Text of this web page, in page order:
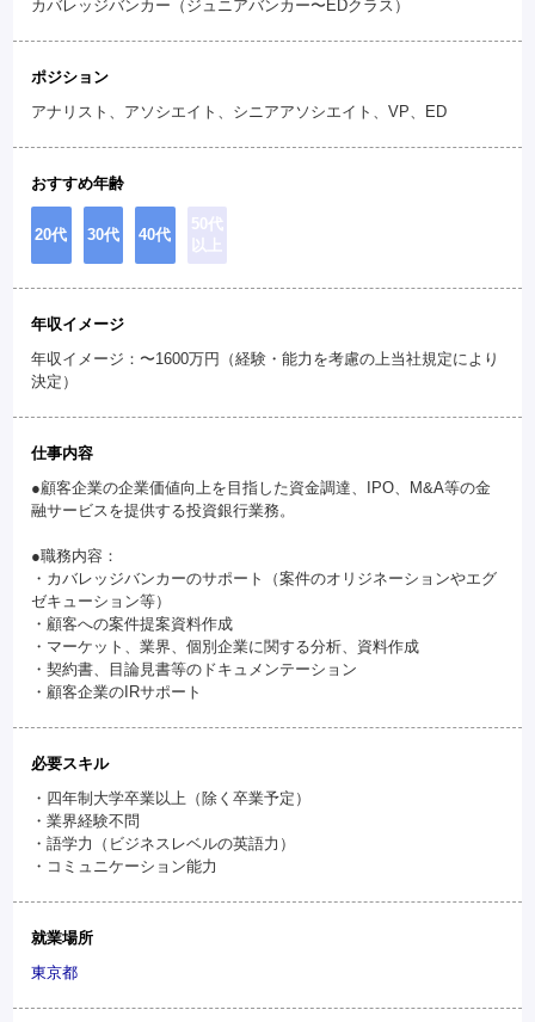
カバレッジバンカー（ジュニアバンカー〜EDクラス）
ポジション
アナリスト、アソシエイト、シニアアソシエイト、VP、ED
おすすめ年齢
20代 30代 40代
50代
以上
年収イメージ
年収イメージ：〜1600万円（経験・能力を考慮の上当社規定により
決定）
仕事内容
●顧客企業の企業価値向上を目指した資金調達、IPO、M&A等の金
融サービスを提供する投資銀行業務。
●職務内容：
・カバレッジバンカーのサポート（案件のオリジネーションやエグ
ゼキューション等）
・顧客への案件提案資料作成
・マーケット、業界、個別企業に関する分析、資料作成
・契約書、目論見書等のドキュメンテーション
・顧客企業のIRサポート
必要スキル
・四年制大学卒業以上（除く卒業予定）
・業界経験不問
・語学力（ビジネスレベルの英語力）
・コミュニケーション能力
就業場所
東京都